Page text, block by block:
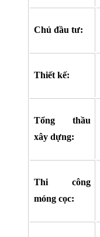
Chủ đầu tư:
Thiết kế:
Tổng thầu
xây dựng:
Thi công
móng cọc: